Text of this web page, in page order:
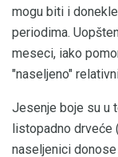
mogu biti i
periodima.
meseci, iako
"naseljeno"
Jesenje boje su u
listopadno
naseljenici